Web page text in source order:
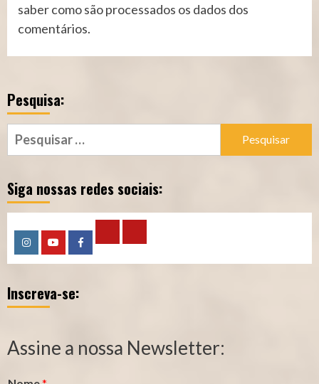
saber como são processados os dados dos
comentários.
Pesquisa:
Pesquisar
por:
Siga nossas redes sociais:
InstagramYouTubeFacebook
Calculadora
–
Segurado
Calculadora
–
Contribuição
Inscreva-se:
Assine a nossa Newsletter: